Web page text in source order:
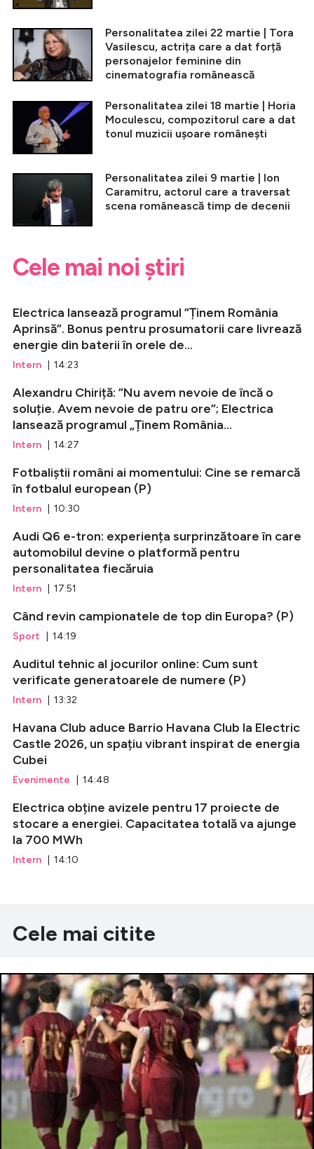
Personalitatea zilei 22 martie | Tora
Vasilescu, actrița care a dat forță
personajelor feminine din
cinematografia românească
Personalitatea zilei 18 martie | Horia
Moculescu, compozitorul care a dat
tonul muzicii ușoare românești
Personalitatea zilei 9 martie | Ion
Caramitru, actorul care a traversat
scena românească timp de decenii
Cele mai noi știri
Electrica lansează programul ”Ținem România
Aprinsă”. Bonus pentru prosumatorii care livrează
energie din baterii în orele de...
Intern | 14:23
Alexandru Chiriță: ”Nu avem nevoie de încă o
soluție. Avem nevoie de patru ore”; Electrica
lansează programul „Ținem România...
Intern | 14:27
Fotbaliștii români ai momentului: Cine se remarcă
în fotbalul european (P)
Intern | 10:30
Audi Q6 e-tron: experiența surprinzătoare în care
automobilul devine o platformă pentru
personalitatea fiecăruia
Intern | 17:51
Când revin campionatele de top din Europa? (P)
Sport | 14:19
Auditul tehnic al jocurilor online: Cum sunt
verificate generatoarele de numere (P)
Intern | 13:32
Havana Club aduce Barrio Havana Club la Electric
Castle 2026, un spațiu vibrant inspirat de energia
Cubei
Evenimente | 14:48
Electrica obține avizele pentru 17 proiecte de
stocare a energiei. Capacitatea totală va ajunge
la 700 MWh
Intern | 14:10
Cele mai citite